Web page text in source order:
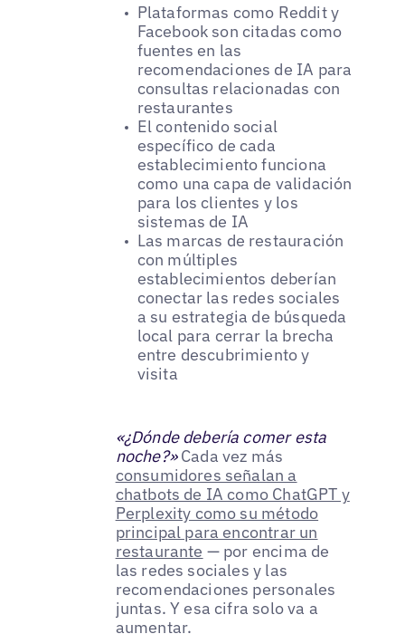
Plataformas como Reddit y
Facebook son citadas como
fuentes en las
recomendaciones de IA para
consultas relacionadas con
restaurantes
El contenido social
específico de cada
establecimiento funciona
como una capa de validación
para los clientes y los
sistemas de IA
Las marcas de restauración
con múltiples
establecimientos deberían
conectar las redes sociales
a su estrategia de búsqueda
local para cerrar la brecha
entre descubrimiento y
visita
«¿Dónde debería comer esta
noche?»Cada vez más
consumidores señalan a
chatbots de IA como ChatGPT y
Perplexity como su método
principal para encontrar un
restaurante — por encima de
las redes sociales y las
recomendaciones personales
juntas. Y esa cifra solo va a
aumentar.